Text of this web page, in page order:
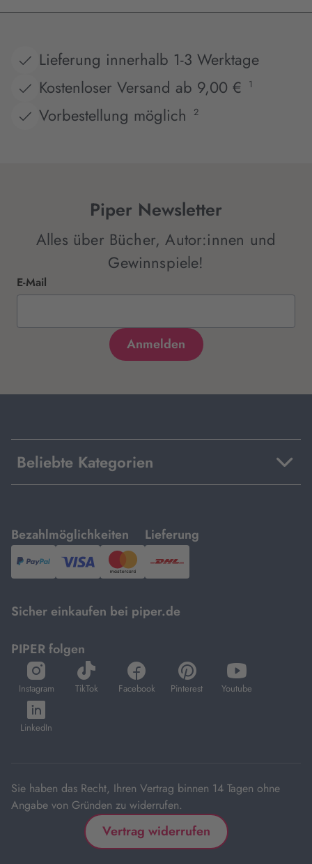
Lieferung innerhalb 1-3 Werktage
Kostenloser Versand ab 9,00 €
1
Vorbestellung möglich 2
Piper Newsletter
Alles über Bücher, Autor:innen und
Gewinnspiele!
E-Mail
Beliebte Kategorien
Bezahlmöglichkeiten
mit
PayPal,Visa
und
Lieferung
mit
DHL.
Sicher einkaufen bei piper.de
PIPER folgen
Instagram
öffnet
in
neuem
Tab
TikTok
öffnet
in
Facebook
öffnet
in
Pinterest
öffnet
in
Youtube
öffnet
in
LinkedIn
öffnet
in
Sie haben das Recht, Ihren Vertrag binnen 14 Tagen ohne
Angabe von Gründen zu widerrufen.
Vertrag widerrufen